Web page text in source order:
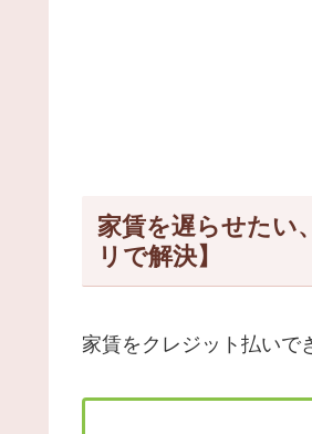
家賃を遅らせたい
リで解決】
家賃をクレジット払いで